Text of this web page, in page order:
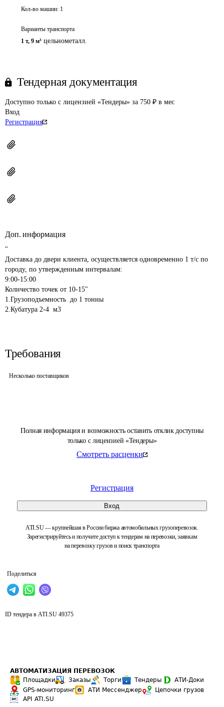
Полная информация и возможность оставить отклик доступны
только с лицензией «Тендеры»
Смотреть расценки
Регистрация
Вход
ATI.SU — крупнейшая в России биржа автомобильных грузоперевозок.
Зарегистрируйтесь и получите доступ к тендерам на перевозки, заявкам
на перевозку грузов и поиск транспорта
Поделиться
Кол-во машин: 1
Варианты транспорта
1 т, 9 м³ цельнометалл.
Тендерная документация
Доступно только с лицензией «Тендеры» за 750 ₽ в мес
Вход
Регистрация
Доп. информация
"
Доставка до двери клиента, осуществляется одновременно 1 т/с по
городу, по утвержденным интервалам:
9:00-15:00
Количество точек от 10-15"
1.Грузоподъемность  до 1 тонны
Требования
Несколько поставщиков
ID тендера в ATI.SU 49375
АВТОМАТИЗАЦИЯ ПЕРЕВОЗОК
Площадки
Заказы Торги Тендеры
АТИ-Доки
GPS-мониторинг
АТИ Мессенджер
Цепочки грузов
API ATI.SU